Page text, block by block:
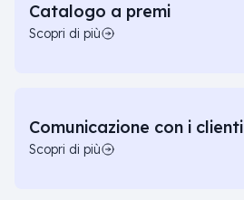
Catalogo a premi
Scopri di più
Comunicazione con i clienti
Scopri di più